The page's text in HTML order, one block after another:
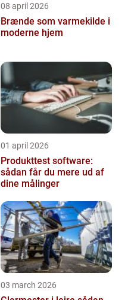
08 april 2026
Brænde som varmekilde i
moderne hjem
01 april 2026
Produkttest software:
sådan får du mere ud af
dine målinger
03 march 2026